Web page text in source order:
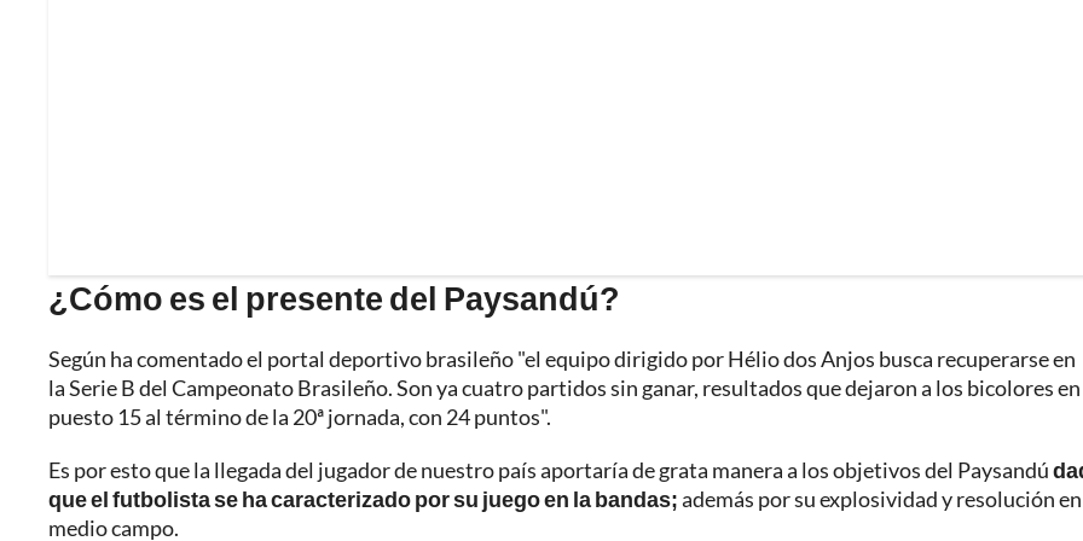
¿Cómo es el presente del Paysandú?
Según ha comentado el portal deportivo brasileño "el equipo dirigido por Hélio dos Anjos busca recuperarse en
la Serie B del Campeonato Brasileño. Son ya cuatro partidos sin ganar, resultados que dejaron a los bicolores en
puesto 15 al término de la 20ª jornada, con 24 puntos".
Es por esto que la llegada del jugador de nuestro país aportaría de grata manera a los objetivos del Paysandú
que el futbolista se ha caracterizado por su juego en la bandas;además por su explosividad y resolución en
medio campo.